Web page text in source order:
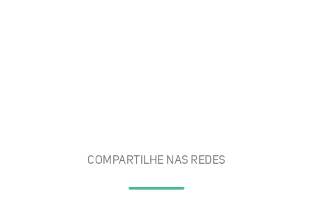
COMPARTILHE NAS REDES